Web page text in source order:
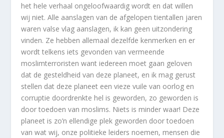
het hele verhaal ongeloofwaardig wordt en dat willen
wij niet. Alle aanslagen van de afgelopen tientallen jaren
waren valse vlag aanslagen, ik kan geen uitzondering
vinden. Ze hebben allemaal dezelfde kenmerken en er
wordt telkens iets gevonden van vermeende
moslimterroristen want iedereen moet gaan geloven
dat de gesteldheid van deze planeet, en ik mag gerust
stellen dat deze planeet een vieze vuile van oorlog en
corruptie doordrenkte hel is geworden, zo geworden is
door toedoen van moslims. Niets is minder waar! Deze
planeet is zo’n ellendige plek geworden door toedoen
van wat wij, onze politieke leiders noemen, mensen die